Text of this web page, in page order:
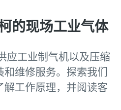
气力输送流程的信息
的现场工业气体
应工业制气机以及压缩
维修服务。探索我们
工作原理，并阅读客